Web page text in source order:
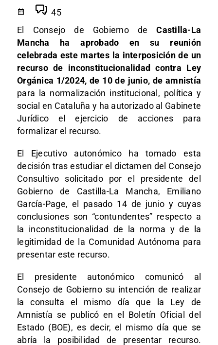
45
El Consejo de Gobierno deCastilla-La
Mancha ha aprobado en su reunión
celebrada este martes la interposición de un
recurso de inconstitucionalidad contra Ley
Orgánica 1/2024, de 10 de junio, de amnistía
para la normalización institucional, política y
social en Cataluña y ha autorizado al Gabinete
Jurídico el ejercicio de acciones para
formalizar el recurso.
El Ejecutivo autonómico ha tomado esta
decisión tras estudiar el dictamen del Consejo
Consultivo solicitado por el presidente del
Gobierno de Castilla-La Mancha, Emiliano
García-Page, el pasado 14 de junio y cuyas
conclusiones son “contundentes” respecto a
la inconstitucionalidad de la norma y de la
legitimidad de la Comunidad Autónoma para
presentar este recurso.
El presidente autonómico comunicó al
Consejo de Gobierno su intención de realizar
la consulta el mismo día que la Ley de
Amnistía se publicó en el Boletín Oficial del
Estado (BOE), es decir, el mismo día que se
abría la posibilidad de presentar recurso.